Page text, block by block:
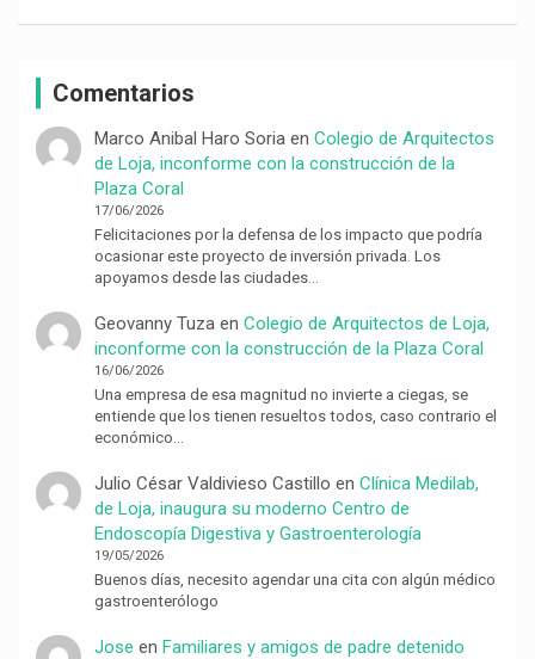
Comentarios
Marco Anibal Haro Soria en Colegio de Arquitectos
de Loja, inconforme con la construcción de la
Plaza Coral
17/06/2026
Felicitaciones por la defensa de los impacto que podría
ocasionar este proyecto de inversión privada. Los
apoyamos desde las ciudades…
Geovanny Tuzaen Colegio de Arquitectos de Loja,
inconforme con la construcción de la Plaza Coral
16/06/2026
Una empresa de esa magnitud no invierte a ciegas, se
entiende que los tienen resueltos todos, caso contrario el
económico…
Julio César Valdivieso Castillo en Clínica Medilab,
de Loja, inaugura su moderno Centro de
Endoscopía Digestiva y Gastroenterología
19/05/2026
Buenos días, necesito agendar una cita con algún médico
gastroenterólogo
Jose en Familiares y amigos de padre detenido